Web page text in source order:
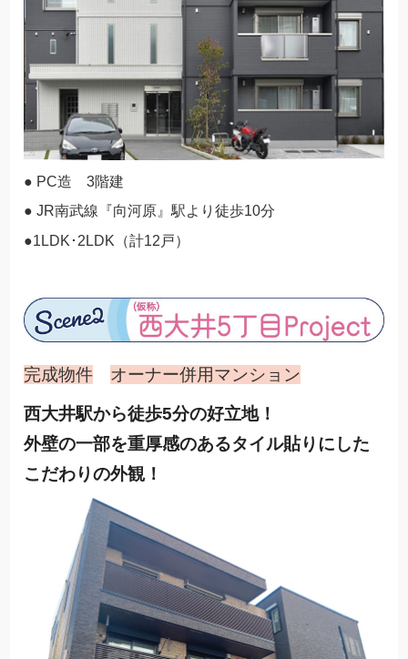
● PC造 3階建
● JR南武線『向河原』駅より徒歩10分
●1LDK･2LDK（計12戸）
完成物件 オーナー併用マンション
西大井駅から徒歩5分の好立地！
外壁の一部を重厚感のあるタイル貼りにした
こだわりの外観！